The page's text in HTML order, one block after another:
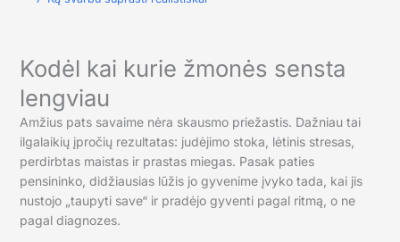
Kodėl kai kurie žmonės sensta
lengviau
Amžius pats savaime nėra skausmo priežastis. Dažniau tai
ilgalaikių įpročių rezultatas: judėjimo stoka, lėtinis stresas,
perdirbtas maistas ir prastas miegas. Pasak paties
pensininko, didžiausias lūžis jo gyvenime įvyko tada, kai jis
nustojo „taupyti save“ ir pradėjo gyventi pagal ritmą, o ne
pagal diagnozes.